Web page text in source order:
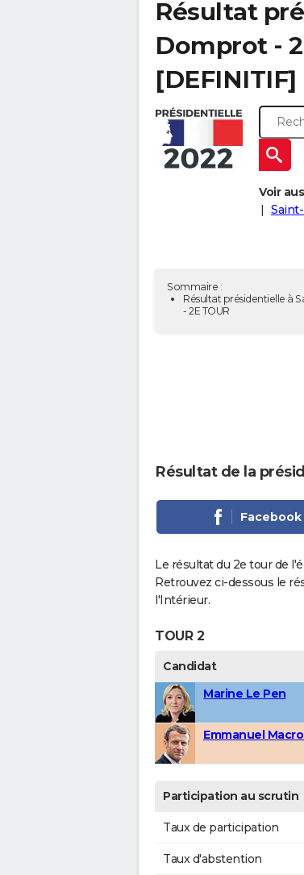
Résultat
Domprot -
[DEFINITIF]
Voir
Sommaire :
Résultat présidentielle à
- 2E TOUR
Résultat de la
Facebook
Le résultat du 2e tour de
Retrouvez ci-dessous le
l'Intérieur.
TOUR 2
Candidat
Marine Le Pen
Emmanuel
Participation au scrutin
Taux de participation
Taux d'abstention